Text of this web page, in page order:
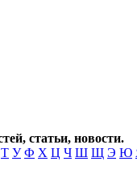
статьи, новости.
Т У Ф Х Ц Ч Ш Щ Э Ю